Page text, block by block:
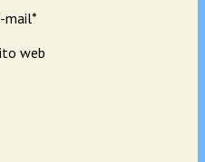
mail*
web